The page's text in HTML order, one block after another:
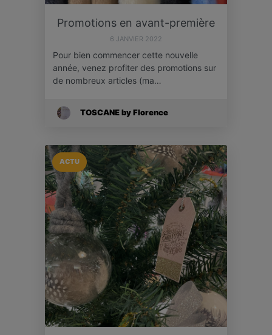
Promotions en avant-première
6 JANVIER 2022
Pour bien commencer cette nouvelle
année, venez profiter des promotions sur
de nombreux articles (ma…
TOSCANE by Florence
ACTU